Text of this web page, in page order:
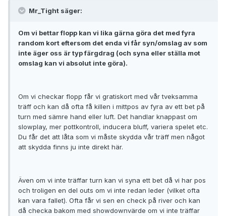
Mr_Tight säger:
Om vi bettar flopp kan vi lika gärna göra det med fyra
random kort eftersom det enda vi får syn/omslag av som
inte äger oss är typ färgdrag (och syna eller ställa mot
omslag kan vi absolut inte göra).
Om vi checkar flopp får vi gratiskort med vår tveksamma
träff och kan då ofta få killen i mittpos av fyra av ett bet på
turn med sämre hand eller luft. Det handlar knappast om
slowplay, mer pottkontroll, inducera bluff, variera spelet etc.
Du får det att låta som vi måste skydda vår träff men något
att skydda finns ju inte direkt här.
Även om vi inte träffar turn kan vi syna ett bet då vi har pos
och troligen en del outs om vi inte redan leder (vilket ofta
kan vara fallet). Ofta får vi sen en check på river och kan
då checka bakom med showdownvärde om vi inte träffar